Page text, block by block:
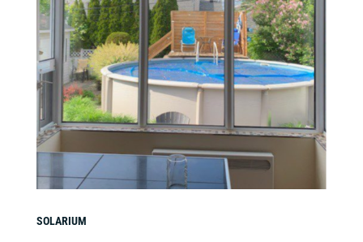
SOLARIUM